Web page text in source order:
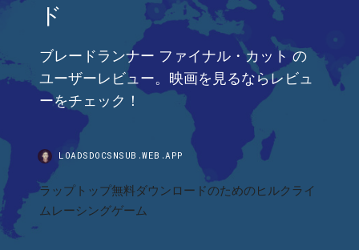
ド
ブレードランナー ファイナル・カット の
ユーザーレビュー。映画を見るならレビュ
ーをチェック！
LOADSDOCSNSUB.WEB.APP
ラップトップ無料ダウンロードのためのヒルクライ
ムレーシングゲーム